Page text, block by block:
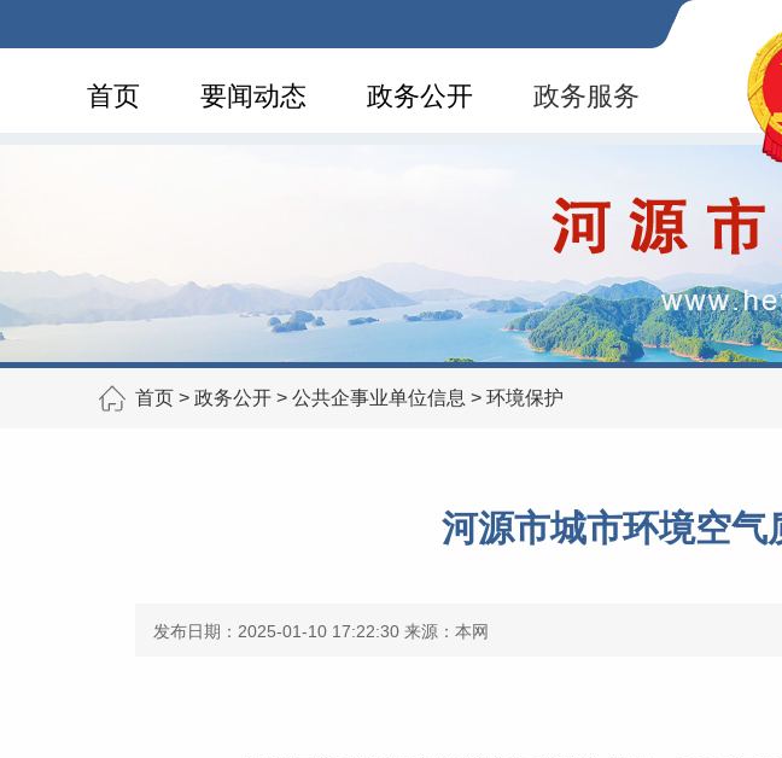
首页 要闻动态 政务公开 政务服务
首页 > 政务公开 > 公共企事业单位信息 > 环境保护
河源市城市环境空气
发布日期：2025-01-10 17:22:30 来源：本网